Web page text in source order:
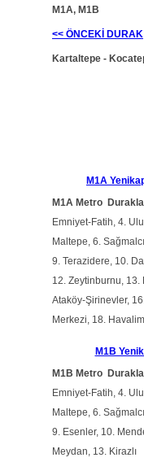
M1A, M1B
<< ÖNCEKİ DURAK
M1A
M1B
Kartaltepe -
M1A Metro
Emniyet-Fatih, 4.
Maltepe, 6.
9. Terazidere, 10.
12. Zeytinburnu, 13.
Ataköy-Şirinevler,
Merkezi, 18.
M1B Metro
Emniyet-Fatih, 4.
Maltepe, 6.
9. Esenler, 10.
Meydan, 13. Kirazlı